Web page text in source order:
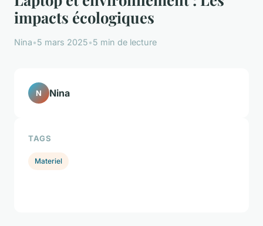
impacts écologiques
Nina•5 mars 2025•5 min de lecture
N Nina
TAGS
Materiel